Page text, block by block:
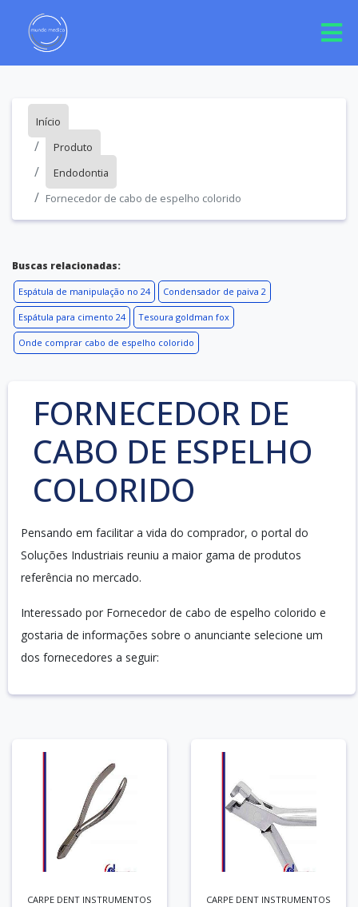
Início
Produto
Endodontia
Fornecedor de cabo de espelho colorido
Buscas relacionadas:
Espátula de manipulação no 24 Condensador de paiva 2
Espátula para cimento 24 Tesoura goldman fox
Onde comprar cabo de espelho colorido
FORNECEDOR DE
CABO DE ESPELHO
COLORIDO
Pensando em facilitar a vida do comprador, o portal do
Soluções Industriais reuniu a maior gama de produtos
referência no mercado.
Interessado por Fornecedor de cabo de espelho colorido e
gostaria de informações sobre o anunciante selecione um
dos fornecedores a seguir:
CARPE DENT INSTRUMENTOS
CARPE DENT INSTRUMENTOS